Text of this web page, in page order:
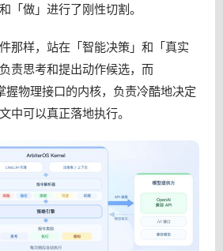
「做」进行了刚性切割。
那样，站在「智能决策」和「真实
责思考和提出动作候选，而
握物理接口的内核，负责冷酷地决定
中可以真正落地执行。